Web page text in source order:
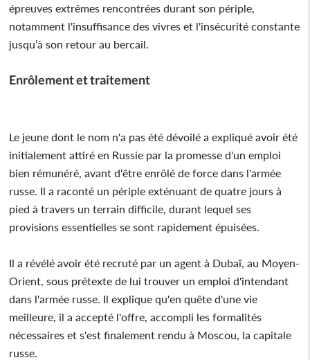
épreuves extrêmes rencontrées durant son périple,
notamment l'insuffisance des vivres et l'insécurité constante
jusqu’à son retour au bercail.
Enrôlement et traitement
Le jeune dont le nom n'a pas été dévoilé a expliqué avoir été
initialement attiré en Russie par la promesse d'un emploi
bien rémunéré, avant d'être enrôlé de force dans l'armée
russe. Il a raconté un périple exténuant de quatre jours à
pied à travers un terrain difficile, durant lequel ses
provisions essentielles se sont rapidement épuisées.
Il a révélé avoir été recruté par un agent à Dubaï, au Moyen-
Orient, sous prétexte de lui trouver un emploi d'intendant
dans l'armée russe. Il explique qu'en quête d'une vie
meilleure, il a accepté l'offre, accompli les formalités
nécessaires et s'est finalement rendu à Moscou, la capitale
russe.